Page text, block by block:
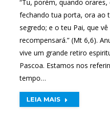
“Tu, porém, quando
fechando tua porta, ora ao
segredo; e o teu Pai, que
recompensará.” (Mt 6,6).
vive um grande retiro
Pascoa. Estamos nos
tempo…
LEIA MAIS